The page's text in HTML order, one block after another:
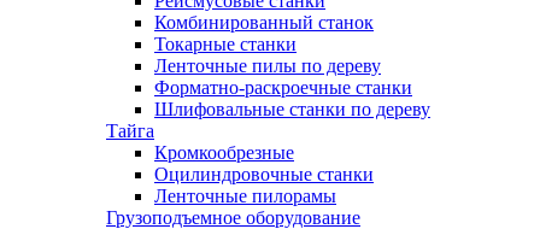
Комбинированный станок
Токарные станки
Ленточные пилы по дереву
Форматно-раскроечные станки
Шлифовальные станки по дереву
Тайга
Кромкообрезные
Оцилиндровочные станки
Ленточные пилорамы
Грузоподъемное оборудование